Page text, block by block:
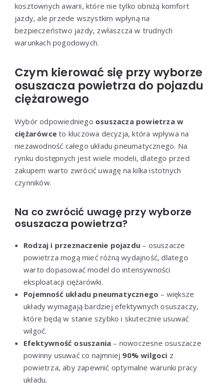
kosztownych awarii, które nie tylko obniżą komfort
jazdy, ale przede wszystkim wpłyną na
bezpieczeństwo jazdy, zwłaszcza w trudnych
warunkach pogodowych.
Czym kierować się przy wyborze
osuszacza powietrza do pojazdu
ciężarowego
Wybór odpowiedniego osuszacza powietrza w
ciężarówce to kluczowa decyzja, która wpływa na
niezawodność całego układu pneumatycznego. Na
rynku dostępnych jest wiele modeli, dlatego przed
zakupem warto zwrócić uwagę na kilka istotnych
czynników.
Na co zwrócić uwagę przy wyborze
osuszacza powietrza?
Rodzaj i przeznaczenie pojazdu – osuszacze
powietrza mogą mieć różną wydajność, dlatego
warto dopasować model do intensywności
eksploatacji ciężarówki.
Pojemność układu pneumatycznego – większe
układy wymagają bardziej efektywnych osuszaczy,
które będą w stanie szybko i skutecznie usuwać
wilgoć.
Efektywność osuszania – nowoczesne osuszacze
powinny usuwać co najmniej 90% wilgoci z
powietrza, aby zapewnić optymalne warunki pracy
układu.